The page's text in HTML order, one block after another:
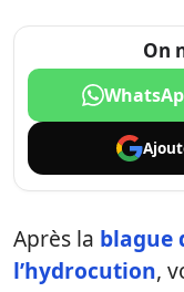
On
Après la blague
l’hydrocution,